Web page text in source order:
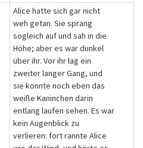
Alice hatte sich gar nicht
weh getan. Sie sprang
sogleich auf und sah in die
Höhe; aber es war dunkel
über ihr. Vor ihr lag ein
zweiter langer Gang, und
sie konnte noch eben das
weiße Kaninchen darin
entlang laufen sehen. Es war
kein Augenblick zu
verlieren: fort rannte Alice